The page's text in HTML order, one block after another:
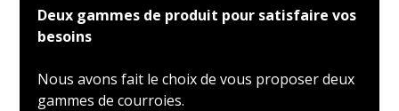
Deux gammes de produit pour satisfaire vos
besoins
Nous avons fait le choix de vous proposer deux
gammes de courroies.